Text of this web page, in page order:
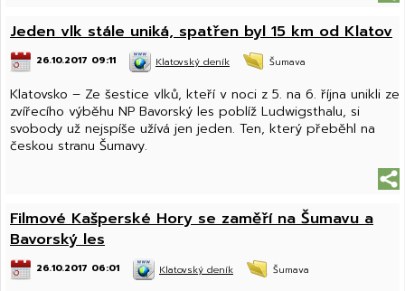
Jeden vlk stále uniká, spatřen byl 15 km od Klatov
26.10.2017 09:11 Klatovský deník Šumava
Klatovsko – Ze šestice vlků, kteří v noci z 5. na 6. října unikli ze
zvířecího výběhu NP Bavorský les poblíž Ludwigsthalu, si
svobody už nejspíše užívá jen jeden. Ten, který přeběhl na
českou stranu Šumavy.
Filmové Kašperské Hory se zaměří na Šumavu a
Bavorský les
26.10.2017 06:01 Klatovský deník Šumava